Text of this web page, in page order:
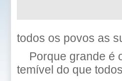
todos os povos as
Porque grande é
temível do que